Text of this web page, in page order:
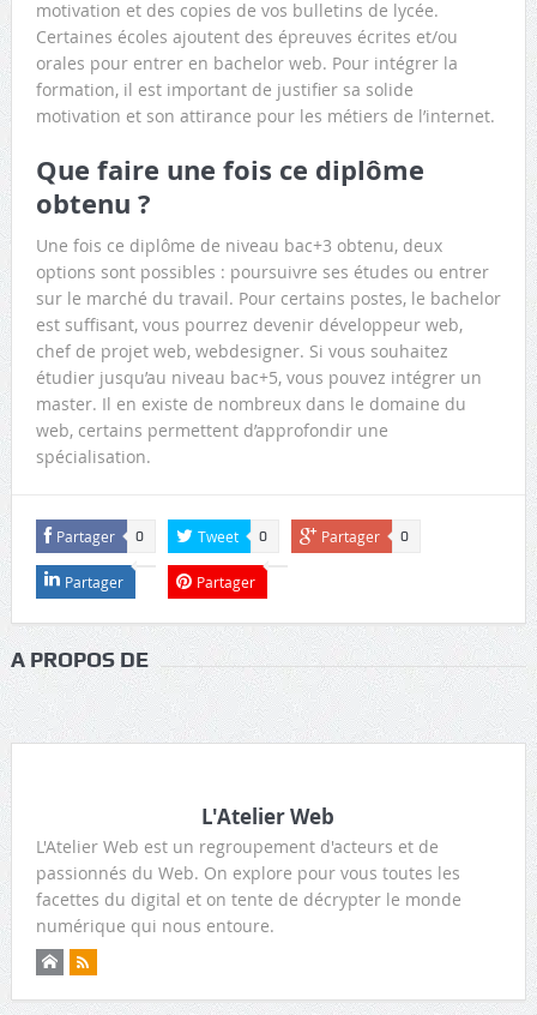
motivation et des copies de vos bulletins de lycée.
Certaines écoles ajoutent des épreuves écrites et/ou
orales pour entrer en bachelor web. Pour intégrer la
formation, il est important de justifier sa solide
motivation et son attirance pour les métiers de l’internet.
Que faire une fois ce diplôme
obtenu ?
Une fois ce diplôme de niveau bac+3 obtenu, deux
options sont possibles : poursuivre ses études ou entrer
sur le marché du travail. Pour certains postes, le bachelor
est suffisant, vous pourrez devenir développeur web,
chef de projet web, webdesigner. Si vous souhaitez
étudier jusqu’au niveau bac+5, vous pouvez intégrer un
master. Il en existe de nombreux dans le domaine du
web, certains permettent d’approfondir une
spécialisation.
Partager 0 Tweet 0 Partager 0
Partager Partager
A PROPOS DE
L'Atelier Web
L'Atelier Web est un regroupement d'acteurs et de
passionnés du Web. On explore pour vous toutes les
facettes du digital et on tente de décrypter le monde
numérique qui nous entoure.